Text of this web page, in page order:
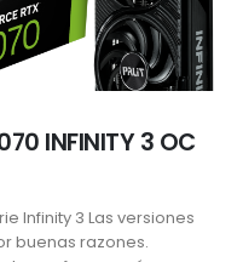
INFINITY 3 OC
Infinity 3 Las versiones
buenas razones.